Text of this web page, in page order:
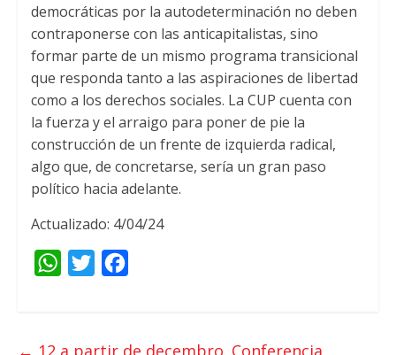
democráticas por la autodeterminación no deben
contraponerse con las anticapitalistas, sino
formar parte de un mismo programa transicional
que responda tanto a las aspiraciones de libertad
como a los derechos sociales. La CUP cuenta con
la fuerza y el arraigo para poner de pie la
construcción de un frente de izquierda radical,
algo que, de concretarse, sería un gran paso
político hacia adelante.
Actualizado: 4/04/24
W
e
← 12 a partir de decembro. Conferencia